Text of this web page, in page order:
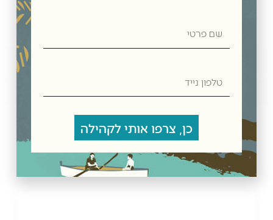
מוצרים קשורים
פרטי
נייד
כן, צרפו אותי לקהילה